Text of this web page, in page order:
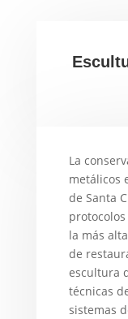
La
metálicos
de Santa
la más
de
escultura
técnicas
sistemas